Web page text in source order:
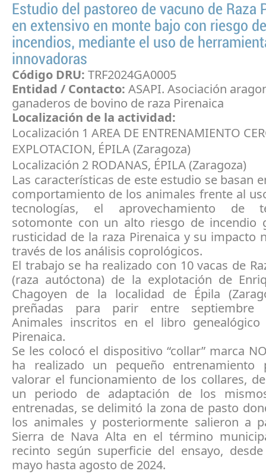
Estudio del pastoreo de vacuno de Raza
en extensivo en monte bajo con riesgo de
incendios, mediante el uso de
innovadoras
Código DRU: TRF2024GA0005
Entidad / Contacto: ASAPI. Asociación
ganaderos de bovino de raza Pirenaica
Localización de la actividad:
Localización 1 AREA DE ENTRENAMIENTO
EXPLOTACION, ÉPILA (Zaragoza)
Localización 2 RODANAS, ÉPILA (Zaragoza)
Las características de este estudio se basan
comportamiento de los animales frente al
tecnologías, el aprovechamiento de
sotomonte con un alto riesgo de incendio
rusticidad de la raza Pirenaica y su impacto
través de los análisis coprológicos.
El trabajo se ha realizado con 10 vacas de
(raza autóctona) de la explotación de
Chagoyen de la localidad de Épila
preñadas para parir entre septiembre
Animales inscritos en el libro genealógico
Pirenaica.
Se les colocó el dispositivo “collar” marca
ha realizado un pequeño entrenamiento
valorar el funcionamiento de los collares,
un periodo de adaptación de los
entrenadas, se delimitó la zona de pasto
los animales y posteriormente salieron a
Sierra de Nava Alta en el término
recinto según superficie del ensayo,
mayo hasta agosto de 2024.